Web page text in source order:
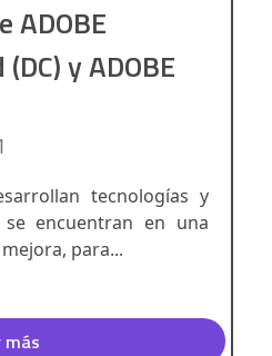
ADOBE
y ADOBE
tecnologías y
encuentran en una
para...
más